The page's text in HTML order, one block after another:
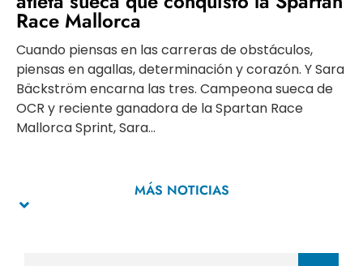
Race Mallorca
Cuando piensas en las carreras de obstáculos,
piensas en agallas, determinación y corazón. Y Sara
Bäckström encarna las tres. Campeona sueca de
OCR y reciente ganadora de la Spartan Race
Mallorca Sprint, Sara...
MÁS NOTICIAS